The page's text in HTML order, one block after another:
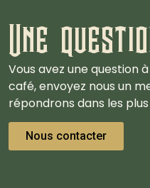
Une
Vous avez une question
café, envoyez nous un
répondrons dans les
Nous contacter